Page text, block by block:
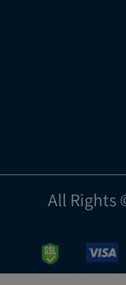
דש מדיקס מוצרי ספיגה למבוגרים © All Rights